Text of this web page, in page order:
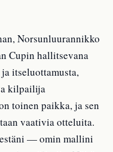
Norsunluurannikko
Cupin hallitsevana
itseluottamusta,
kilpailija
toinen paikka, ja sen
vaativia otteluita.
— omin mallini